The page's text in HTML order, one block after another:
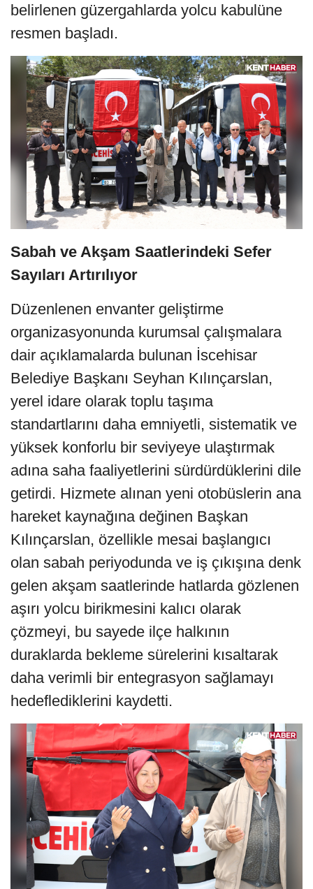
belirlenen güzergahlarda yolcu kabulüne
resmen başladı.
Sabah ve Akşam Saatlerindeki Sefer
Sayıları Artırılıyor
Düzenlenen envanter geliştirme
organizasyonunda kurumsal çalışmalara
dair açıklamalarda bulunan İscehisar
Belediye Başkanı Seyhan Kılınçarslan,
yerel idare olarak toplu taşıma
standartlarını daha emniyetli, sistematik ve
yüksek konforlu bir seviyeye ulaştırmak
adına saha faaliyetlerini sürdürdüklerini dile
getirdi. Hizmete alınan yeni otobüslerin ana
hareket kaynağına değinen Başkan
Kılınçarslan, özellikle mesai başlangıcı
olan sabah periyodunda ve iş çıkışına denk
gelen akşam saatlerinde hatlarda gözlenen
aşırı yolcu birikmesini kalıcı olarak
çözmeyi, bu sayede ilçe halkının
duraklarda bekleme sürelerini kısaltarak
daha verimli bir entegrasyon sağlamayı
hedeflediklerini kaydetti.